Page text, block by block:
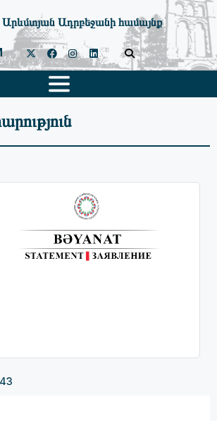
Արևմտյան Ադրբեջանի համայնք